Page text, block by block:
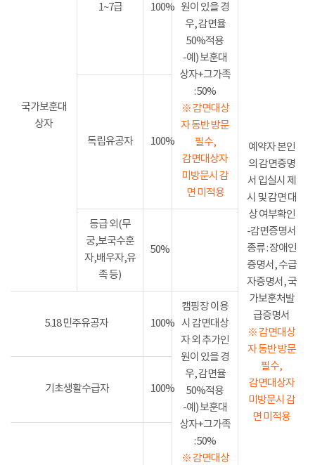
국가보훈대
상자
1~7급 100% 원이 있을 경
우, 감면율
50%적용
-예) 보훈대
상자+그가족
: 50%
※ 감면대상
자 동반 방문
필수,
감면대상자
미방문시 감
면 미적용
예약자 본인
의 감면증명
서 입실시 제
시 및 감면 대
상 여부확인
-감면증명서
종류 : 장애인
증명서, 수급
자증명서, 국
가보훈처발
급증명서
※ 감면대상
자 동반 방문
필수,
감면대상자
미방문시 감
면 미적용
독립유공자 100%
등급 외(무
궁,보국수훈
자,배우자,유
족 등)
50%
5.18 민주유공자 100%
캠핑장 이용
시 감면대상
자 외 추가인
원이 있을 경
우, 감면율
50%적용
-예) 보훈대
상자+그가족
: 50%
※ 감면대상
기초생활수급자 100%